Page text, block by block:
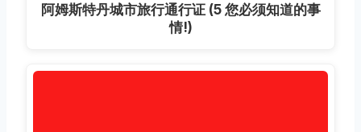
阿姆斯特丹城市旅行通行证 (5 您必须知道的事
情!)